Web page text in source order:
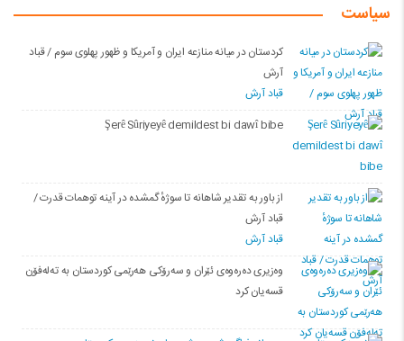
سیاست
کردستان در میانه منازعە ایران و آمریکا و ظهور پهلوی سوم / قباد
آرش
قباد آرش
Şerê Sûriyeyê demildest bi dawî bibe
از باور بە تقدیر شاهانه تا سوژهٔ گمشده در آینه توهمات قدرت /
قباد آرش
قباد آرش
وەزیری دەرەوەی ئێران و سەرۆکی هەرێمی کوردستان بە تەلەفۆن
قسەیان کرد